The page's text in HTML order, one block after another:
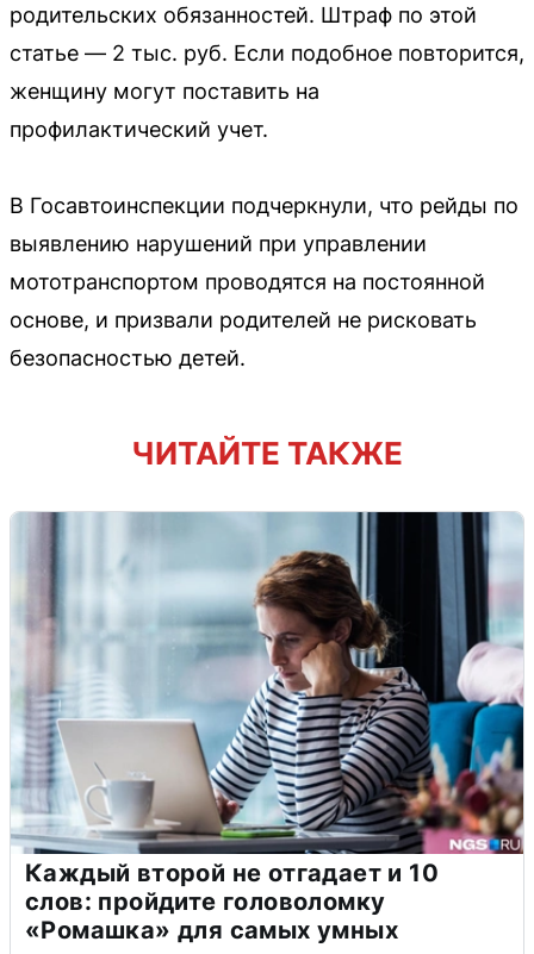
родительских обязанностей. Штраф по этой
статье — 2 тыс. руб. Если подобное повторится,
женщину могут поставить на
профилактический учет.
В Госавтоинспекции подчеркнули, что рейды по
выявлению нарушений при управлении
мототранспортом проводятся на постоянной
основе, и призвали родителей не рисковать
безопасностью детей.
ЧИТАЙТЕ ТАКЖЕ
Каждый второй не отгадает и 10
слов: пройдите головоломку
«Ромашка» для самых умных